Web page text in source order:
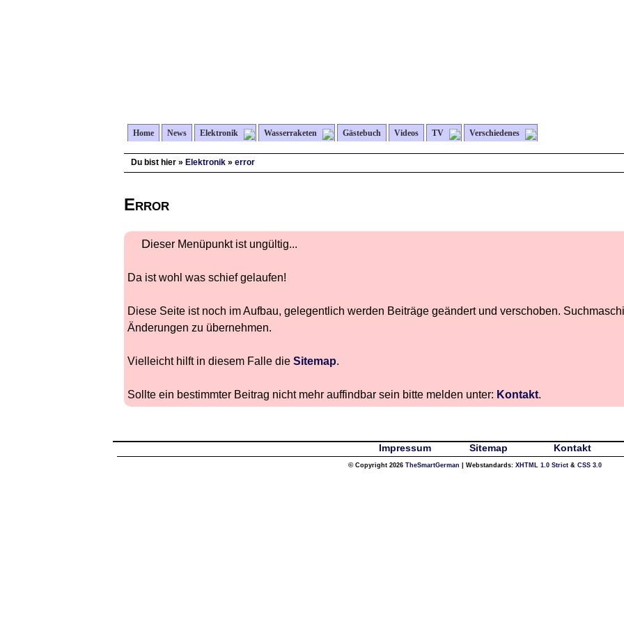
Home News Elektronik Wasserraketen Gästebuch Videos TV Verschiedenes
Du bist hier » Elektronik » error
Error
Dieser Menüpunkt ist ungültig...
Da ist wohl was schief gelaufen!
Diese Seite ist noch im Aufbau, gelegentlich werden Beiträge geändert und verschoben.
Änderungen zu übernehmen.
Vielleicht hilft in diesem Falle die Sitemap.
Sollte ein bestimmter Beitrag nicht mehr auffindbar sein bitte melden unter: Kontakt.
Impressum Sitemap Kontakt
© Copyright 2026 TheSmartGerman | Webstandards: XHTML 1.0 Strict & CSS 3.0